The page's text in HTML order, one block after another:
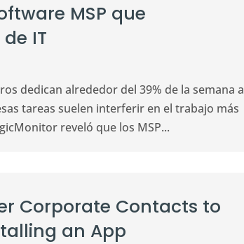
MSP que
IT
dedican alrededor del 39% de la semana a
tareas suelen interferir en el trabajo más
reveló que los MSP...
Corporate Contacts to
an App